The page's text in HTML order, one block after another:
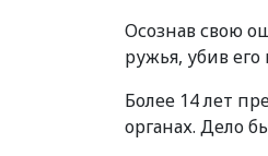
Осознав свою
ружья, убив его
Более 14 лет
органах. Дело